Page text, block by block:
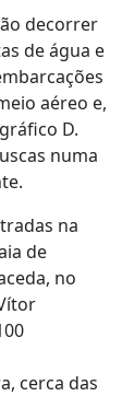
decorrer
de água e
aéreo e,
D.
numa
na
de
no
cerca das